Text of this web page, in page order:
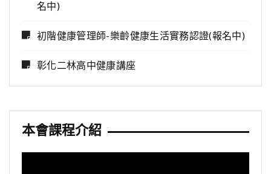
名中)
初階健康管理師-樂齡健康生活實務認證(報名中)
彰化二林高中健康講座
本會課程介紹